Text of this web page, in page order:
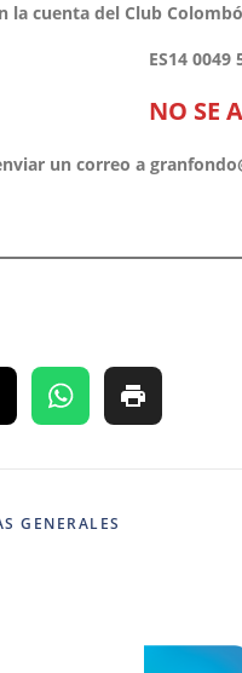
la cuenta del Club
ES14 0049
NO SE
un correo a
GENERALES